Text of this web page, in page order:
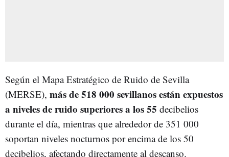
Según el Mapa Estratégico de Ruido de Sevilla
(MERSE), más de 518 000 sevillanos están expuestos
a niveles de ruido superiores a los 55 decibelios
durante el día, mientras que alrededor de 351 000
soportan niveles nocturnos por encima de los 50
decibelios, afectando directamente al descanso.